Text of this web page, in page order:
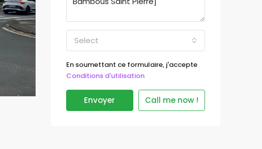
Select
En soumettant ce formulaire, j'accepte
Conditions d'utilisation
Envoyer Call me now !